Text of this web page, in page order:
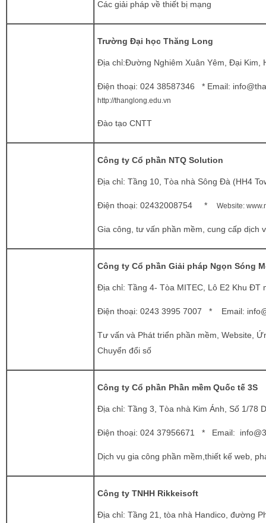
Các giải pháp về thiết bị mạng
Trường Đại học Thăng Long
Địa chỉ:Đường Nghiêm Xuân Yêm, Đại Kim,
Điện thoại: 024 38587346 * Email:
http://thanglong.edu.vn
Đào tạo CNTT
Công ty Cổ phần NTQ Solution
Địa chỉ: Tầng 10, Tòa nhà Sông Đà (HH4
Điện thoại: 02432008754 * Website:
Gia công, tư vấn phần mềm, cung cấp dịch
Công ty Cổ phần Giải pháp Ngọn Sóng
Địa chỉ: Tầng 4- Tòa MITEC, Lô E2 Khu ĐT
Điện thoại: 0243 3995 7007 * Email:
Tư vấn và Phát triển phần mềm, Website,
Chuyển đổi số
Công ty Cổ phần Phần mềm Quốc tế 3S
Địa chỉ: Tầng 3, Tòa nhà Kim Ánh, Số 1/78
Điện thoại: 024 37956671 * Email:
Dịch vụ gia công phần mềm,thiết kế web,
Công ty TNHH Rikkeisoft
Địa chỉ: Tầng 21, tòa nhà Handico, đường